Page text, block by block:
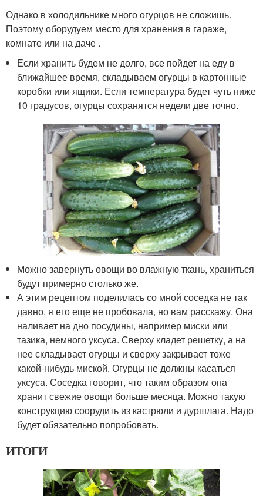
Однако в холодильнике много огурцов не сложишь.
Поэтому оборудуем место для хранения в гараже,
комнате или на даче .
Если хранить будем не долго, все пойдет на еду в
ближайшее время, складываем огурцы в картонные
коробки или ящики. Если температура будет чуть ниже
10 градусов, огурцы сохранятся недели две точно.
Можно завернуть овощи во влажную ткань, храниться
будут примерно столько же.
А этим рецептом поделилась со мной соседка не так
давно, я его еще не пробовала, но вам расскажу. Она
наливает на дно посудины, например миски или
тазика, немного уксуса. Сверху кладет решетку, а на
нее складывает огурцы и сверху закрывает тоже
какой-нибудь миской. Огурцы не должны касаться
уксуса. Соседка говорит, что таким образом она
хранит свежие овощи больше месяца. Можно такую
конструкцию соорудить из кастрюли и дуршлага. Надо
будет обязательно попробовать.
ИТОГИ